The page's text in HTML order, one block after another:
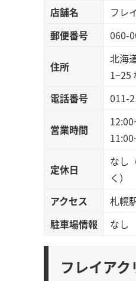
店舗名
フレ
郵便番号
060-
住所
北海
1−25
電話番号
011-
営業時間
定休日
なし
く）
アクセス
札幌
駐車場情報
なし
フレイア